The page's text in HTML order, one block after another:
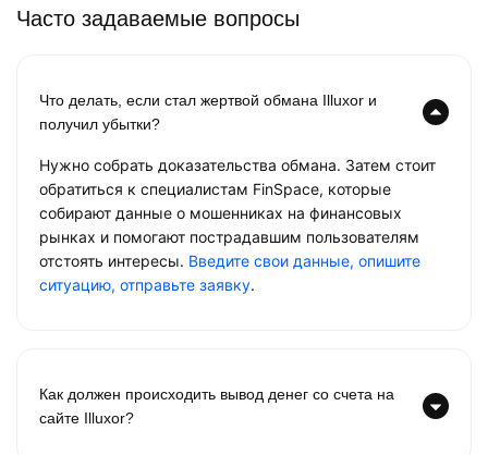
Часто задаваемые вопросы
Что делать, если стал жертвой обмана Illuxor и
получил убытки?
Нужно собрать доказательства обмана. Затем стоит
обратиться к специалистам FinSpace, которые
собирают данные о мошенниках на финансовых
рынках и помогают пострадавшим пользователям
отстоять интересы. Введите свои данные, опишите
ситуацию, отправьте заявку.
Как должен происходить вывод денег со счета на
сайте Illuxor?